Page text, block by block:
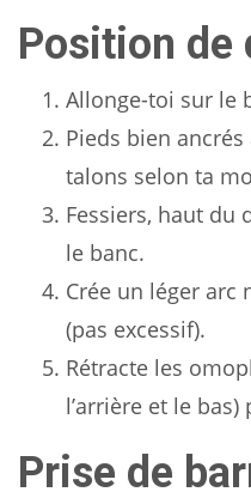
Position de
Allonge-toi sur le
Pieds bien
talons selon ta
Fessiers, haut du
le banc.
Crée un léger arc
(pas excessif).
Rétracte les
l’arrière et le
Prise de